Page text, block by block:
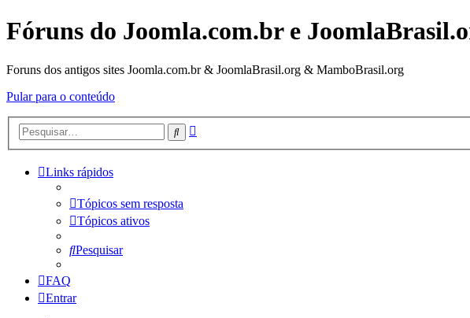
Fóruns do Joomla.com.br e
Foruns dos antigos sites Joomla.com.br & JoomlaBrasil.org & MamboBrasil.org
Pular para o conteúdo
Pesquisar
Links rápidos
Tópicos sem resposta
Tópicos ativos
Pesquisar
FAQ
Entrar